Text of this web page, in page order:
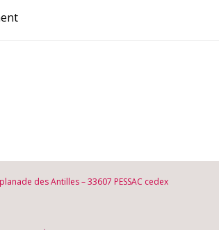
des Antilles – 33607 PESSAC cedex